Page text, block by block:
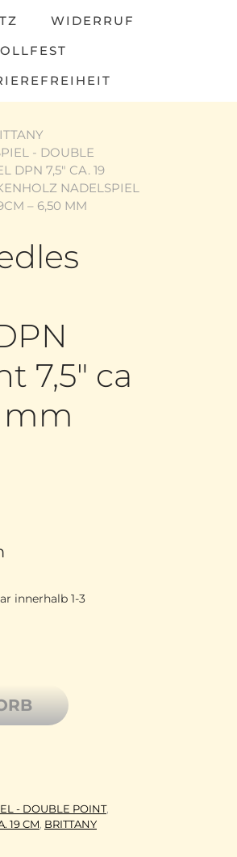
WIDERRUF
- DOUBLE
DPN 7,5" CA. 19
NADELSPIEL
– 6,50 MM
7,5″ ca
mm
innerhalb 1-3
DPN Double Point 7,5"
- DOUBLE POINT,
19 CM BRITTANY